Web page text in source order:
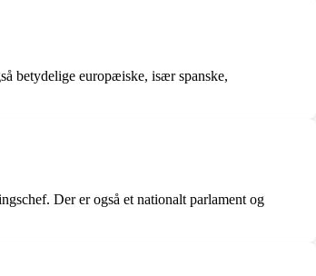
betydelige europæiske, især spanske,
Der er også et nationalt parlament og